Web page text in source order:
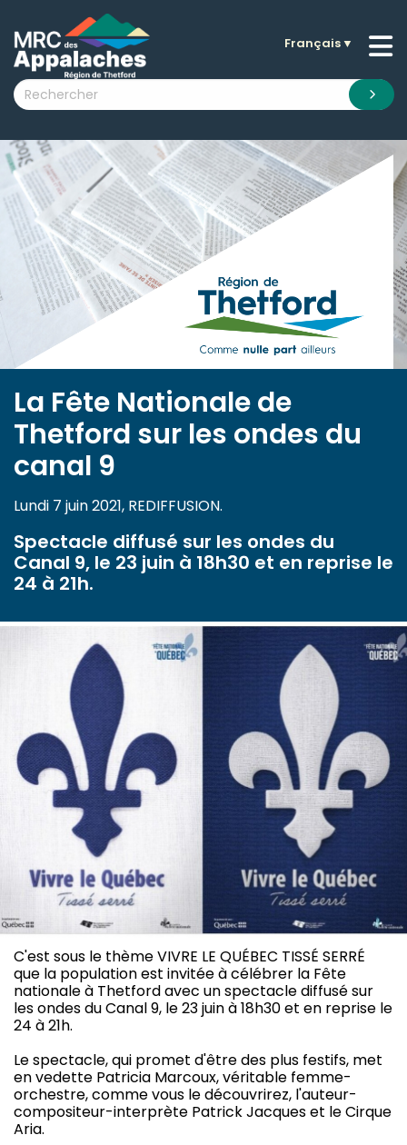
submenu (La MRC )
submenu (Citoyens )
submenu (Visiteurs )
submenu (Nouvelles )
submenu (Documentation )
Français▼
La Fête Nationale de
Thetford sur les ondes du
canal 9
Lundi 7 juin 2021, REDIFFUSION.
Spectacle diffusé sur les ondes du
Canal 9, le 23 juin à 18h30 et en reprise le
24 à 21h.
C'est sous le thème VIVRE LE QUÉBEC TISSÉ SERRÉ
que la population est invitée à célébrer la Fête
nationale à Thetford avec un spectacle diffusé sur
les ondes du Canal 9, le 23 juin à 18h30 et en reprise le
24 à 21h.
Le spectacle, qui promet d'être des plus festifs, met
en vedette Patricia Marcoux, véritable femme-
orchestre, comme vous le découvrirez, l'auteur-
compositeur-interprète Patrick Jacques et le Cirque
Aria.